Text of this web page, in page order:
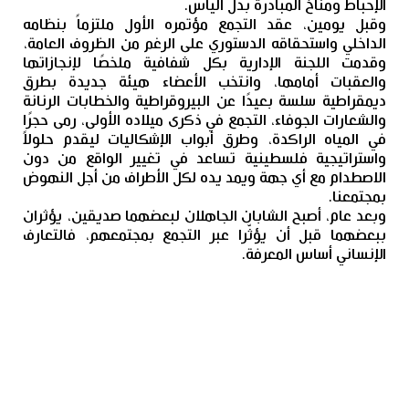
الإحباط ومناخ المبادرة بدل اليأس.
وقبل يومين، عقد التجمع مؤتمره الأول ملتزماً بنظامه
الداخلي واستحقاقه الدستوري على الرغم من الظروف العامة،
وقدمت اللجنة الإدارية بكل شفافية ملخصًا لإنجازاتها
والعقبات أمامها، وانتخب الأعضاء هيئة جديدة بطرق
ديمقراطية سلسة بعيدًا عن البيروقراطية والخطابات الرنانة
والشعارات الجوفاء، التجمع في ذكرى ميلاده الأولى، رمى حجرًا
في المياه الراكدة، وطرق أبواب الإشكاليات ليقدم حلولاً
واستراتيجية فلسطينية تساعد في تغيير الواقع من دون
الاصطدام مع أي جهة ويمد يده لكل الأطراف من أجل النهوض
بمجتمعنا.
وبعد عام، أصبح الشابان الجاهلان لبعضهما صديقين، يؤثران
ببعضهما قبل أن يؤثّرا عبر التجمع بمجتمعهم، فالتعارف
الإنساني أساس المعرفة.